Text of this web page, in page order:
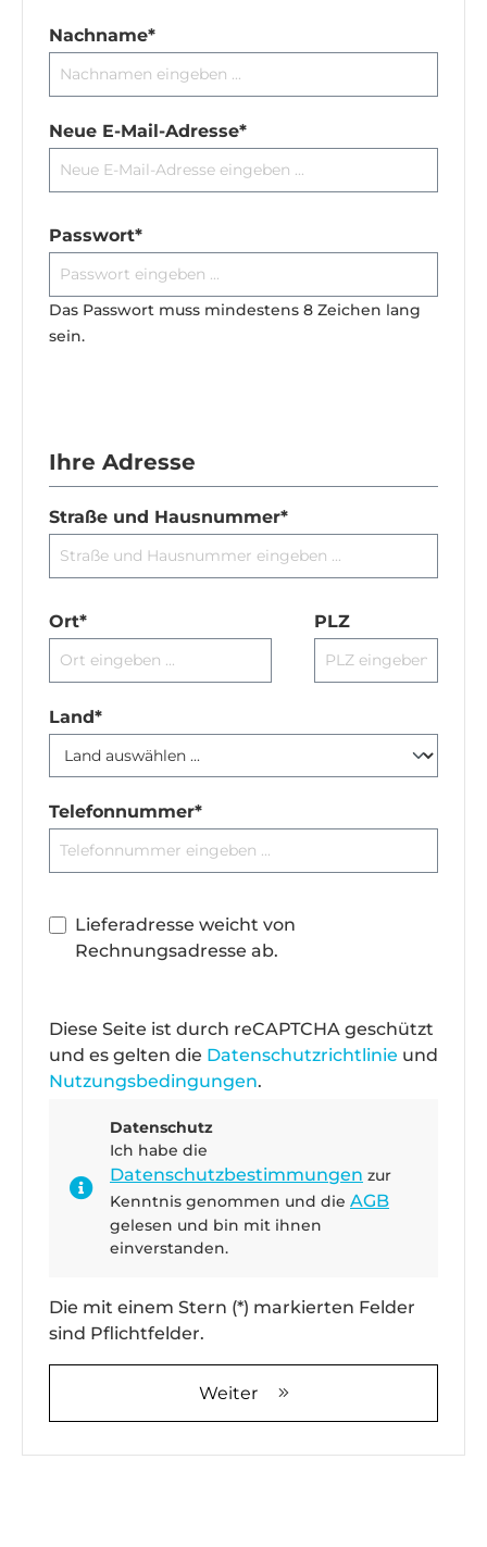
Nachname*
Neue E-Mail-Adresse*
Passwort*
Das Passwort muss mindestens 8 Zeichen lang
sein.
Ihre Adresse
Straße und Hausnummer*
Ort* PLZ
Land*
Telefonnummer*
Lieferadresse weicht von
Rechnungsadresse ab.
Diese Seite ist durch reCAPTCHA geschützt
und es gelten die Datenschutzrichtlinie und
Nutzungsbedingungen.
Datenschutz
Ich habe die
Datenschutzbestimmungen zur
Kenntnis genommen und die AGB
gelesen und bin mit ihnen
einverstanden.
Die mit einem Stern (*) markierten Felder
sind Pflichtfelder.
Weiter